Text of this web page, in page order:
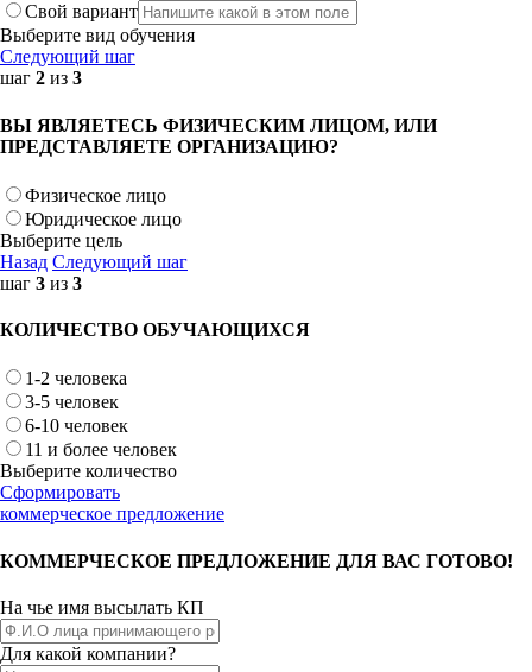
Свой вариант
Выберите вид обучения
Следующий шаг
шаг 2 из 3
ВЫ ЯВЛЯЕТЕСЬ ФИЗИЧЕСКИМ ЛИЦОМ, ИЛИ
ПРЕДСТАВЛЯЕТЕ ОРГАНИЗАЦИЮ?
Физическое лицо
Юридическое лицо
Выберите цель
Назад Следующий шаг
шаг 3 из 3
КОЛИЧЕСТВО ОБУЧАЮЩИХСЯ
1-2 человека
3-5 человек
6-10 человек
11 и более человек
Выберите количество
Сформировать
коммерческое предложение
КОММЕРЧЕСКОЕ ПРЕДЛОЖЕНИЕ ДЛЯ ВАС ГОТОВО!
На чье имя высылать КП
Для какой компании?